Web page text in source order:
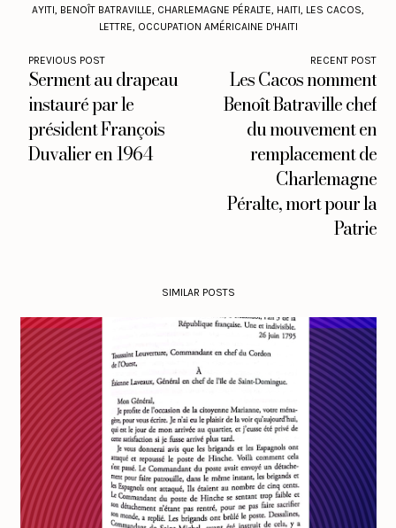
AYITI, BENOÎT BATRAVILLE, CHARLEMAGNE PÉRALTE, HAITI, LES CACOS,
LETTRE, OCCUPATION AMÉRICAINE D'HAITI
PREVIOUS POST
Serment au drapeau
instauré par le
président François
Duvalier en 1964
RECENT POST
Les Cacos nomment
Benoît Batraville chef
du mouvement en
remplacement de
Charlemagne
Péralte, mort pour la
Patrie
SIMILAR POSTS